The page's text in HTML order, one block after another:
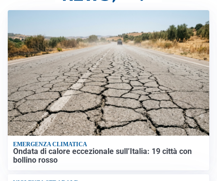
EMERGENZA CLIMATICA
Ondata di calore eccezionale sull’Italia: 19 città con
bollino rosso